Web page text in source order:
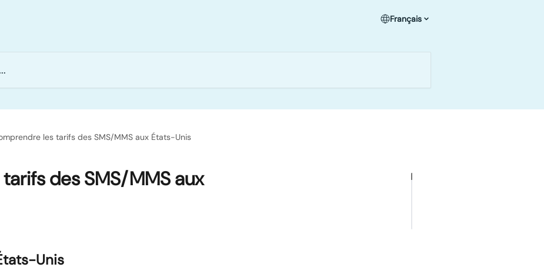
Français
les tarifs des SMS/MMS aux États-Unis
des SMS/MMS aux
Unis